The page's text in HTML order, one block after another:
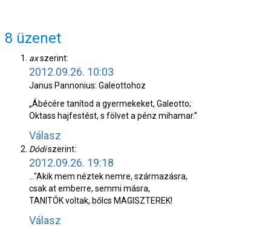
8 üzenet
axszerint:
2012.09.26. 10:03
Janus Pannonius: Galeottohoz
„Ábécére tanítod a gyermekeket, Galeotto;
Oktass hajfestést, s fölvet a pénz mihamar.”
Válasz
Dódiszerint:
2012.09.26. 19:18
…"Akik mem néztek nemre, származásra,
csak at emberre, semmi másra,
TANITÓK voltak, bőlcs MAGISZTEREK!
Válasz